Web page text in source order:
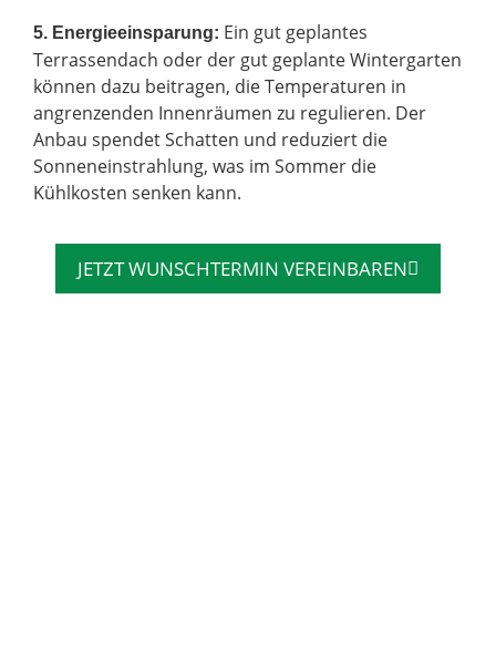
5. Energieeinsparung: Ein gut geplantes
Terrassendach oder der gut geplante Wintergarten
können dazu beitragen, die Temperaturen in
angrenzenden Innenräumen zu regulieren. Der
Anbau spendet Schatten und reduziert die
Sonneneinstrahlung, was im Sommer die
Kühlkosten senken kann.
JETZT WUNSCHTERMIN VEREINBAREN